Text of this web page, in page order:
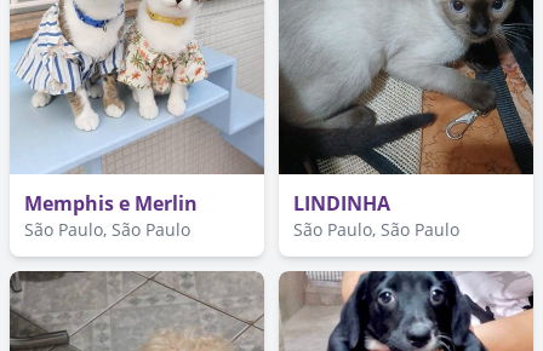
Memphis e Merlin
São Paulo, São Paulo
LINDINHA
São Paulo, São Paulo